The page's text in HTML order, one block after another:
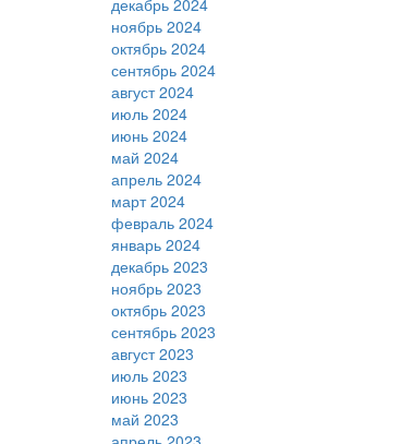
декабрь 2024
ноябрь 2024
октябрь 2024
сентябрь 2024
август 2024
июль 2024
июнь 2024
май 2024
апрель 2024
март 2024
февраль 2024
январь 2024
декабрь 2023
ноябрь 2023
октябрь 2023
сентябрь 2023
август 2023
июль 2023
июнь 2023
май 2023